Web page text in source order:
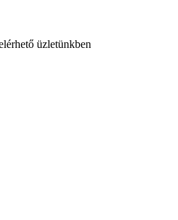
üzletünkben